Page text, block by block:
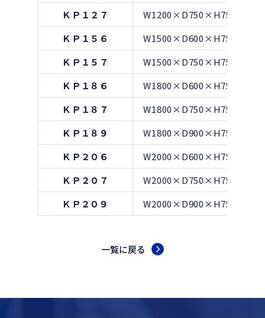
ＫＰ１２７
W1200×D750×H750
ＫＰ１５６
W1500×D600×H750
ＫＰ１５７
W1500×D750×H750
ＫＰ１８６
W1800×D600×H750
ＫＰ１８７
W1800×D750×H750
ＫＰ１８９
W1800×D900×H750
ＫＰ２０６
W2000×D600×H750
ＫＰ２０７
W2000×D750×H750
ＫＰ２０９
W2000×D900×H750
一覧に戻る